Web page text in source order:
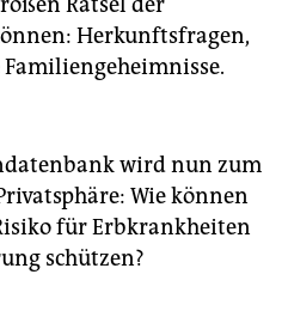
Rätsel der
Herkunftsfragen,
wird nun zum
Wie können
für Erbkrankheiten
schützen?